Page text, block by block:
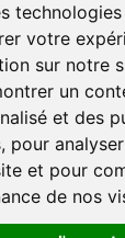
votre
sur notre
un
et des
pour
et pour
de nos
PAIEMENT